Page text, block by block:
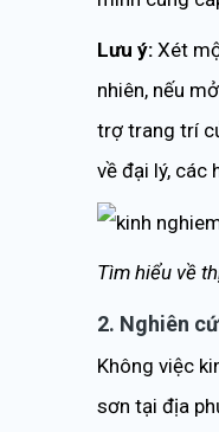
Lưu ý: Xét
nhiên, nếu
trợ trang trí
về đại lý, các
Tìm hiểu về
2. Nghiên
Không việc
sơn tại địa